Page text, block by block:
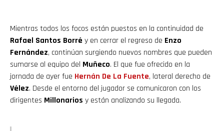
Mientras todos los focos están puestos en la continuidad de
Rafael Santos Borré y en cerrar el regreso de Enzo
Fernández, continúan surgiendo nuevos nombres que pueden
sumarse al equipo del Muñeco. El que fue ofrecido en la
jornada de ayer fue Hernán De La Fuente, lateral derecho de
Vélez. Desde el entorno del jugador se comunicaron con los
dirigentes Millonarios y están analizando su llegada.